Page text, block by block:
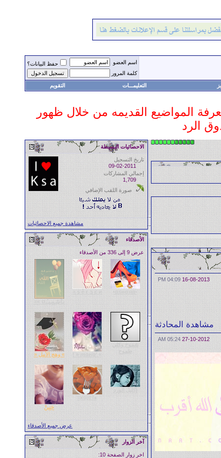
اسم العضو
حفظ البيانات؟
كلمة المرور
التعليمـــات التقويم
المواضيع القديمه من خلال ظهور
الرد
16-08-2013
04:09 PM
مشاهدة المحادثة
27-10-2012
05:24 AM
الاحصائيات البسيطة
تاريخ التسجيل
09-02-2011
إجمالي المشاركات
1,709
صورة اللقب الإضافي
مشاهدة جميع الاحصائيات
الأصدقاء
عرض 9 إلى 336 من الأصدقاء
•вѕнσяα•
ѕ ѐ г э є и ≈
يـَآڛْـﻣٍـيـًـטּ »≈
شموخ وكلي
طموح
» ′ṃɑнɑ « ! » وهج الأمل «
إكليل الورد
حَنِينْ
عرض جميع الأصدقاء
آخر الزوار
اخر زوار الصفحة 10: